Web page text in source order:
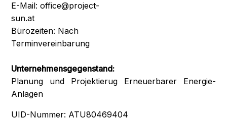
E-Mail: office@project-
sun.at‍
Bürozeiten: Nach
Terminvereinbarung
Unternehmensgegenstand:
Planung und Projektierug Erneuerbarer Energie-
Anlagen
UID-Nummer: ATU80469404